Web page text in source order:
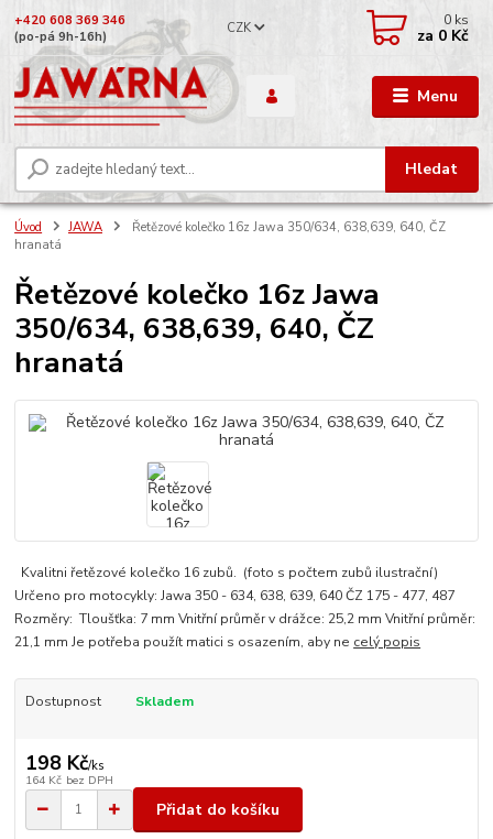
Menu
CZK
Hledat
+420 608 369 346
(po-pá 9h-16h)
0 ks
za 0 Kč
Úvod JAWA
Řetězové kolečko 16z Jawa 350/634, 638,639, 640, ČZ
hranatá
Řetězové kolečko 16z Jawa
350/634, 638,639, 640, ČZ
hranatá
Kvalitni řetězové kolečko 16 zubů. (foto s počtem zubů ilustrační)
Určeno pro motocykly: Jawa 350 - 634, 638, 639, 640 ČZ 175 - 477, 487
Rozměry: Tloušťka: 7 mm Vnitřní průměr v drážce: 25,2 mm Vnitřní průměr:
21,1 mm Je potřeba použít matici s osazením, aby ne celý popis
Dostupnost Skladem
198 Kč/ks
164 Kč bez DPH
Přidat do košíku